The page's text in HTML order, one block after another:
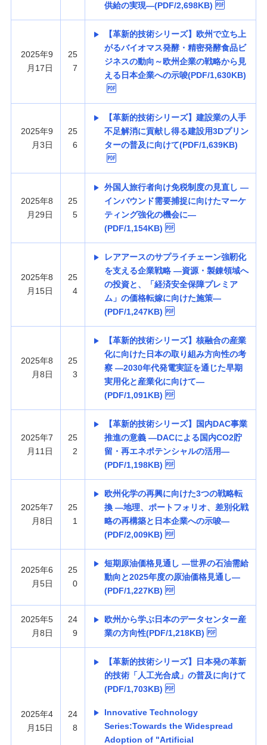
供給の実現—(PDF/2,698KB)
2025年9
月17日
25
7
【革新的技術シリーズ】欧州で立ち上
がるバイオマス発酵・精密発酵食品ビ
ジネスの動向～欧州企業の戦略から見
える日本企業への示唆(PDF/1,630KB)
2025年9
月3日
25
6
【革新的技術シリーズ】建設業の人手
不足解消に貢献し得る建設用3Dプリン
ターの普及に向けて(PDF/1,639KB)
2025年8
月29日
25
5
外国人旅行者向け免税制度の見直し —
インバウンド需要捕捉に向けたマーケ
ティング強化の機会に—
(PDF/1,154KB)
2025年8
月15日
25
4
レアアースのサプライチェーン強靭化
を支える企業戦略 —資源・製錬領域へ
の投資と、「経済安全保障プレミア
ム」の価格転嫁に向けた施策—
(PDF/1,247KB)
2025年8
月8日
25
3
【革新的技術シリーズ】核融合の産業
化に向けた日本の取り組み方向性の考
察 —2030年代発電実証を通じた早期
実用化と産業化に向けて—
(PDF/1,091KB)
2025年7
月11日
25
2
【革新的技術シリーズ】国内DAC事業
推進の意義 —DACによる国内CO2貯
留・再エネポテンシャルの活用—
(PDF/1,198KB)
2025年7
月8日
25
1
欧州化学の再興に向けた3つの戦略転
換 —地理、ポートフォリオ、差別化戦
略の再構築と日本企業への示唆—
(PDF/2,009KB)
2025年6
月5日
25
0
短期原油価格見通し —世界の石油需給
動向と2025年度の原油価格見通し—
(PDF/1,227KB)
2025年5
月8日
24
9
欧州から学ぶ日本のデータセンター産
業の方向性(PDF/1,218KB)
2025年4
月15日
24
8
【革新的技術シリーズ】日本発の革新
的技術「人工光合成」の普及に向けて
(PDF/1,703KB)
Innovative Technology
Series:Towards the Widespread
Adoption of "Artificial